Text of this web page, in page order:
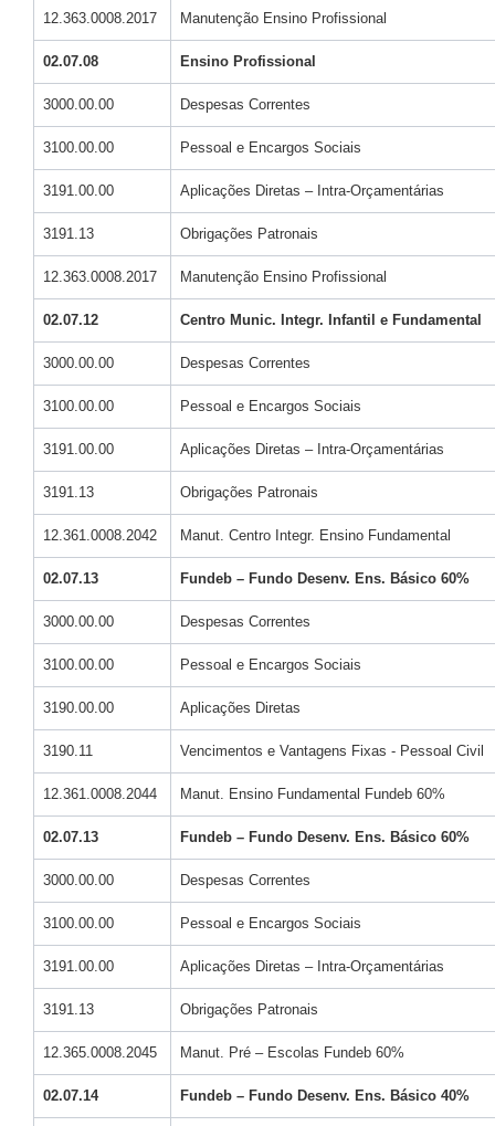
12.363.0008.2017 Manutenção Ensino Profissional
02.07.08 Ensino Profissional
3000.00.00 Despesas Correntes
3100.00.00 Pessoal e Encargos Sociais
3191.00.00 Aplicações Diretas – Intra-Orçamentárias
3191.13 Obrigações Patronais
12.363.0008.2017 Manutenção Ensino Profissional
02.07.12 Centro Munic. Integr. Infantil e Fundamental
3000.00.00 Despesas Correntes
3100.00.00 Pessoal e Encargos Sociais
3191.00.00 Aplicações Diretas – Intra-Orçamentárias
3191.13 Obrigações Patronais
12.361.0008.2042 Manut. Centro Integr. Ensino Fundamental
02.07.13 Fundeb – Fundo Desenv. Ens. Básico 60%
3000.00.00 Despesas Correntes
3100.00.00 Pessoal e Encargos Sociais
3190.00.00 Aplicações Diretas
3190.11 Vencimentos e Vantagens Fixas - Pessoal Civil
12.361.0008.2044 Manut. Ensino Fundamental Fundeb 60%
02.07.13 Fundeb – Fundo Desenv. Ens. Básico 60%
3000.00.00 Despesas Correntes
3100.00.00 Pessoal e Encargos Sociais
3191.00.00 Aplicações Diretas – Intra-Orçamentárias
3191.13 Obrigações Patronais
12.365.0008.2045 Manut. Pré – Escolas Fundeb 60%
02.07.14 Fundeb – Fundo Desenv. Ens. Básico 40%